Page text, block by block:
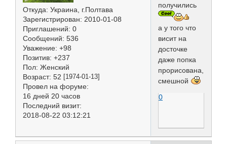
Откуда: Украина, г.Полтава
Зарегистрирован: 2010-01-08
Приглашений: 0
Сообщений: 536
Уважение: +98
Позитив: +237
Пол: Женский
Возраст: 52 [1974-01-13]
Провел на форуме:
16 дней 20 часов
Последний визит:
2018-08-22 03:12:21
получились
а у того что
висит на
досточке
даже попка
прорисована,
смешной
0